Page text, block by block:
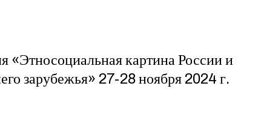
«Этносоциальная картина России и
зарубежья» 27-28 ноября 2024 г.